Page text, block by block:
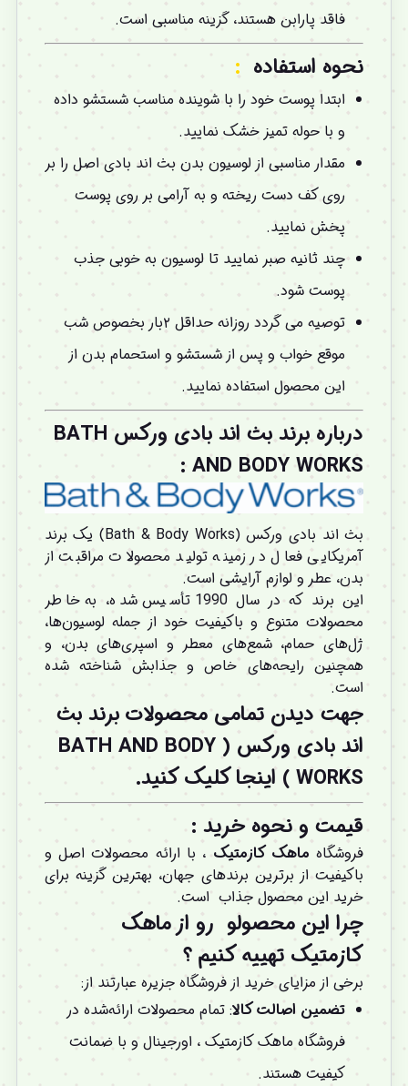
فاقد پارابن هستند، گزینه مناسبی است.
نحوه استفاده :
ابتدا پوست خود را با شوینده مناسب شستشو داده
و با حوله تمیز خشک نمایید.
مقدار مناسبی از لوسیون بدن بث اند بادی اصل را بر
روی کف دست ریخته و به آرامی بر روی پوست
پخش نمایید.
چند ثانیه صبر نمایید تا لوسیون به خوبی جذب
پوست شود.
توصیه می گردد روزانه حداقل ۲بار بخصوص شب
موقع خواب و پس از شستشو و استحمام بدن از
این محصول استفاده نمایید.
درباره برند بث اند بادی ورکس BATH
AND BODY WORKS :
بث اند بادی ورکس (Bath & Body Works) یک برند
آمریکایی فعال در زمینه تولید محصولات مراقبت از
بدن، عطر و لوازم آرایشی است.
این برند که در سال 1990 تأسیس شده، به خاطر
محصولات متنوع و باکیفیت خود از جمله لوسیون‌ها،
ژل‌های حمام، شمع‌های معطر و اسپری‌های بدن، و
همچنین رایحه‌های خاص و جذابش شناخته شده
است.
جهت دیدن تمامی محصولات برند بث
اند بادی ورکس ( BATH AND BODY
WORKS ) اینجا کلیک کنید.
قیمت و نحوه خرید :
فروشگاه ماهک کازمتیک ، با ارائه محصولات اصل و
باکیفیت از برترین برندهای جهان، بهترین گزینه برای
خرید این محصول جذاب است.
چرا این محصولو رو از ماهک
کازمتیک تهییه کنیم ؟
برخی از مزایای خرید از فروشگاه جزیره عبارتند از:
تضمین اصالت کالا: تمام محصولات ارائه‌شده در
فروشگاه ماهک کازمتیک ، اورجینال و با ضمانت
کیفیت هستند.